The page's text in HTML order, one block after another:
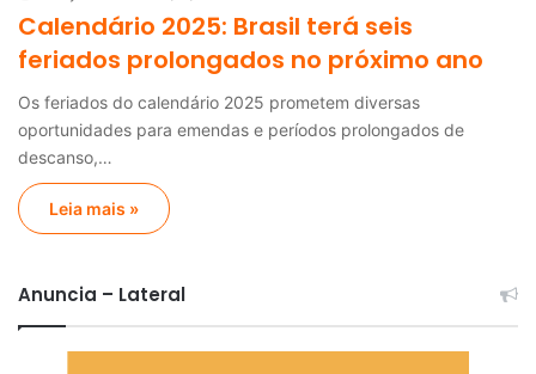
Calendário 2025: Brasil terá seis
feriados prolongados no próximo ano
Os feriados do calendário 2025 prometem diversas
oportunidades para emendas e períodos prolongados de
descanso,…
Leia mais »
Anuncia – Lateral